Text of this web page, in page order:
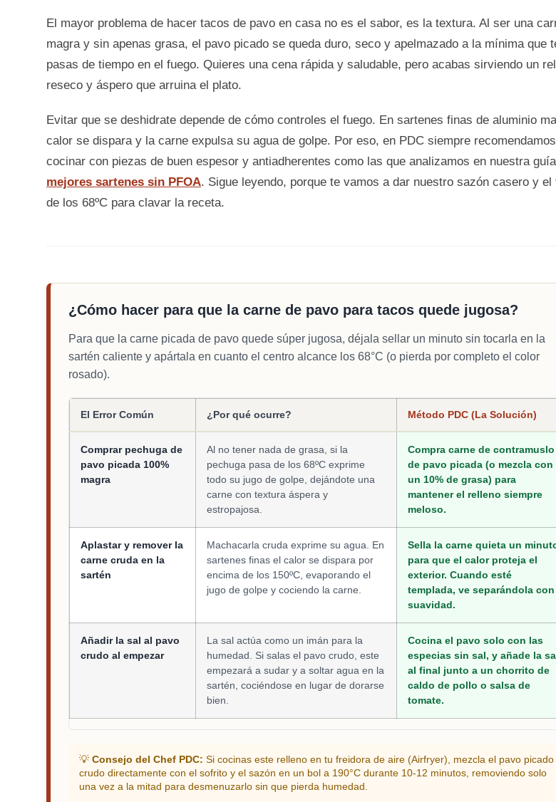
El mayor problema de hacer tacos de pavo en casa no es el sabor, es la textura. Al ser una
magra y sin apenas grasa, el pavo picado se queda duro, seco y apelmazado a la mínima que
pasas de tiempo en el fuego. Quieres una cena rápida y saludable, pero acabas sirviendo un
reseco y áspero que arruina el plato.
Evitar que se deshidrate depende de cómo controles el fuego. En sartenes finas de aluminio
calor se dispara y la carne expulsa su agua de golpe. Por eso, en PDC siempre recomendamos
cocinar con piezas de buen espesor y antiadherentes como las que analizamos en nuestra
mejores sartenes sin PFOA. Sigue leyendo, porque te vamos a dar nuestro sazón casero y el
de los 68ºC para clavar la receta.
¿Cómo hacer para que la carne de pavo para tacos quede jugosa?
Para que la carne picada de pavo quede súper jugosa, déjala sellar un minuto sin tocarla en la
sartén caliente y apártala en cuanto el centro alcance los 68°C (o pierda por completo el color
rosado).
El Error Común ¿Por qué ocurre? Método PDC (La Solución)
Comprar pechuga de
pavo picada 100%
magra
Al no tener nada de grasa, si la
pechuga pasa de los 68ºC exprime
todo su jugo de golpe, dejándote una
carne con textura áspera y
estropajosa.
Compra carne de contramuslo
de pavo picada (o mezcla con
un 10% de grasa) para
mantener el relleno siempre
meloso.
Aplastar y remover la
carne cruda en la
sartén
Machacarla cruda exprime su agua. En
sartenes finas el calor se dispara por
encima de los 150ºC, evaporando el
jugo de golpe y cociendo la carne.
Sella la carne quieta un
para que el calor proteja el
exterior. Cuando esté
templada, ve separándola con
suavidad.
Añadir la sal al pavo
crudo al empezar
La sal actúa como un imán para la
humedad. Si salas el pavo crudo, este
empezará a sudar y a soltar agua en la
sartén, cociéndose en lugar de dorarse
bien.
Cocina el pavo solo con las
especias sin sal, y añade la
al final junto a un chorrito de
caldo de pollo o salsa de
tomate.
💡 Consejo del Chef PDC: Si cocinas este relleno en tu freidora de aire (Airfryer), mezcla el pavo picado
crudo directamente con el sofrito y el sazón en un bol a 190°C durante 10-12 minutos, removiendo solo
una vez a la mitad para desmenuzarlo sin que pierda humedad.